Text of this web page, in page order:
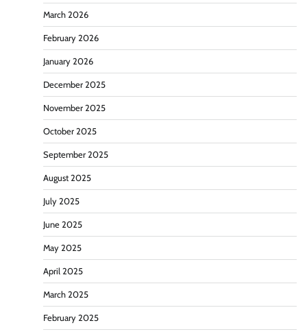
March 2026
February 2026
January 2026
December 2025
November 2025
October 2025
September 2025
August 2025
July 2025
June 2025
May 2025
April 2025
March 2025
February 2025